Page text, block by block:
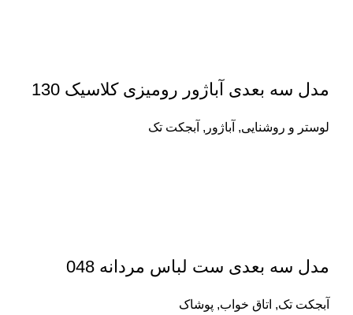
مدل سه بعدی آباژور رومیزی کلاسیک 130
لوستر و روشنایی, آباژور , آبجکت تک
مدل سه بعدی ست لباس مردانه 048
آبجکت تک, اتاق خواب, پوشاک